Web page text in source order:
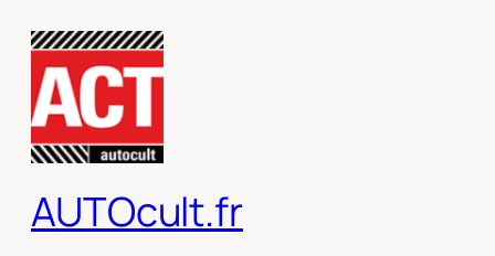
contenu
AUTOcult.fr